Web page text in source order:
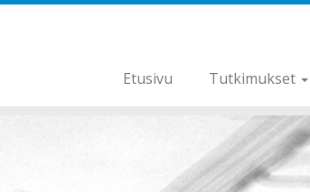
Etusivu Tutkimukset